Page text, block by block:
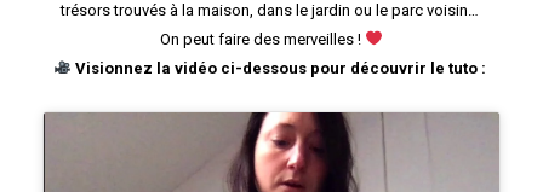
trésors trouvés à la maison, dans le jardin ou le parc voisin…
On peut faire des merveilles !
Visionnez la vidéo ci-dessous pour découvrir le tuto :